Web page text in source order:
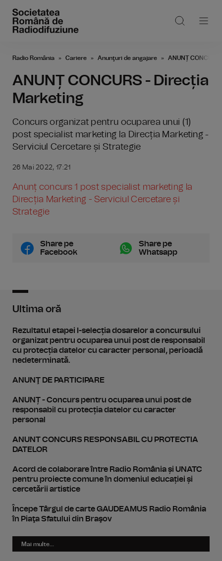
Radio România Cariere Anunţuri de angajare ANUNȚ
ANUNȚ CONCURS - Direcția
Marketing
Concurs organizat pentru ocuparea unui (1)
post specialist marketing la Direcția Marketing -
Serviciul Cercetare și Strategie
26 Mai 2022, 17:21
Anunț concurs 1 post specialist marketing la
Direcția Marketing - Serviciul Cercetare și
Strategie
Share pe
Facebook
Share pe
Whatsapp
Ultima oră
Rezultatul etapei I-selecția dosarelor a concursului
organizat pentru ocuparea unui post de responsabil
cu protecția datelor cu caracter personal, perioadă
nedeterminată.
ANUNŢ DE PARTICIPARE
ANUNȚ - Concurs pentru ocuparea unui post de
responsabil cu protecția datelor cu caracter
personal
ANUNT CONCURS RESPONSABIL CU PROTECTIA
DATELOR
Acord de colaborare între Radio România și UNATC
pentru proiecte comune în domeniul educației și
cercetării artistice
Începe Târgul de carte GAUDEAMUS Radio România
în Piaţa Sfatului din Braşov
Mai multe...